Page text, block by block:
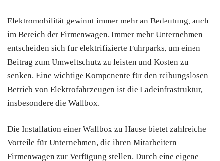
Elektromobilität gewinnt immer mehr an Bedeutung, auch
im Bereich der Firmenwagen. Immer mehr Unternehmen
entscheiden sich für elektrifizierte Fuhrparks, um einen
Beitrag zum Umweltschutz zu leisten und Kosten zu
senken. Eine wichtige Komponente für den reibungslosen
Betrieb von Elektrofahrzeugen ist die Ladeinfrastruktur,
insbesondere die Wallbox.
Die Installation einer Wallbox zu Hause bietet zahlreiche
Vorteile für Unternehmen, die ihren Mitarbeitern
Firmenwagen zur Verfügung stellen. Durch eine eigene